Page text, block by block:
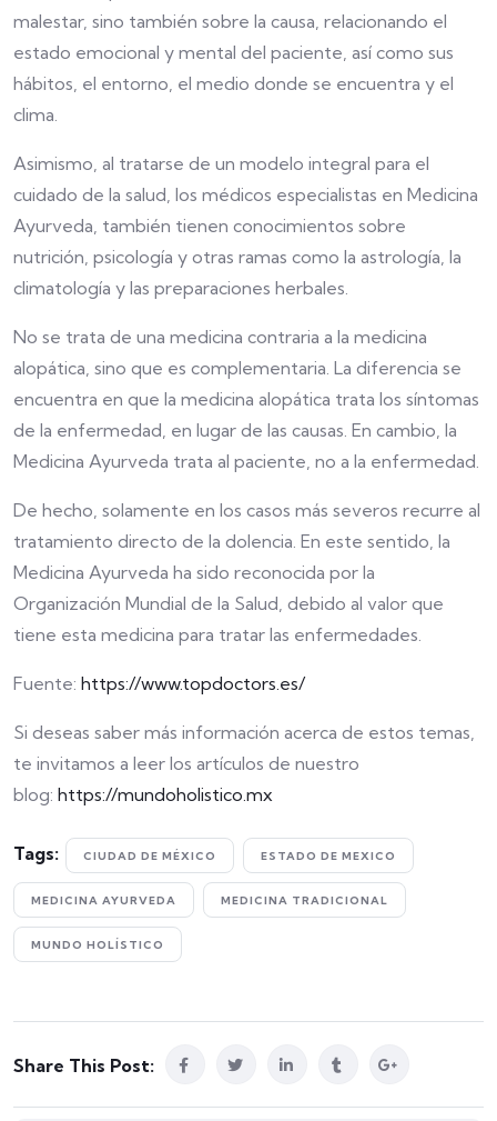
malestar, sino también sobre la causa, relacionando el
estado emocional y mental del paciente, así como sus
hábitos, el entorno, el medio donde se encuentra y el
clima.
Asimismo, al tratarse de un modelo integral para el
cuidado de la salud, los médicos especialistas en Medicina
Ayurveda, también tienen conocimientos sobre
nutrición, psicología y otras ramas como la astrología, la
climatología y las preparaciones herbales.
No se trata de una medicina contraria a la medicina
alopática, sino que es complementaria. La diferencia se
encuentra en que la medicina alopática trata los síntomas
de la enfermedad, en lugar de las causas. En cambio, la
Medicina Ayurveda trata al paciente, no a la enfermedad.
De hecho, solamente en los casos más severos recurre al
tratamiento directo de la dolencia. En este sentido, la
Medicina Ayurveda ha sido reconocida por la
Organización Mundial de la Salud, debido al valor que
tiene esta medicina para tratar las enfermedades.
Fuente: https://www.topdoctors.es/
Si deseas saber más información acerca de estos temas,
te invitamos a leer los artículos de nuestro
blog: https://mundoholistico.mx
Tags: CIUDAD DE MÉXICO ESTADO DE MEXICO
MEDICINA AYURVEDA MEDICINA TRADICIONAL
MUNDO HOLÍSTICO
Share This Post: